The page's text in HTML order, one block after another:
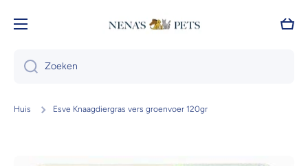
Doorgaan naar artikel
Zoeken
Huis Esve Knaagdiergras vers groenvoer 120gr
Ga naar productinformatie